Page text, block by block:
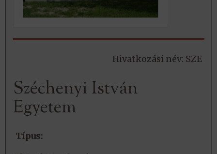
Hivatkozási név: SZE
Széchenyi István
Egyetem
Típus: